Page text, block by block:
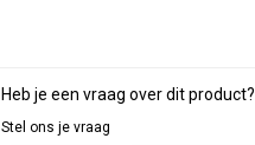
Heb je een vraag over dit product?
Stel ons je vraag